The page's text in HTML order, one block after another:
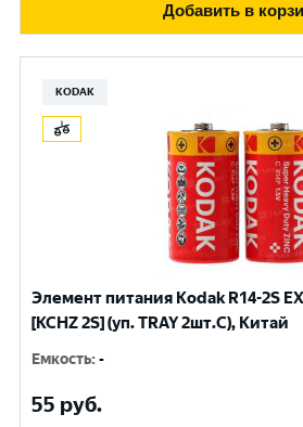
Добавить в
KODAK
Элемент питания Kodak R14-2S
[KCHZ 2S] (уп. TRAY 2шт.C), Китай
Емкость:-
55 руб.